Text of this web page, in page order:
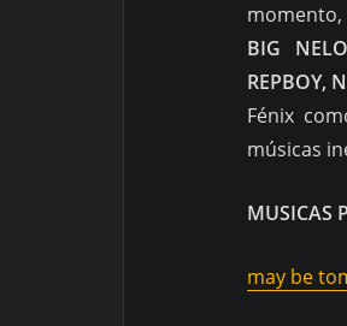
BIG
REPBOY,
Fénix
músicas
MUSICAS
may be